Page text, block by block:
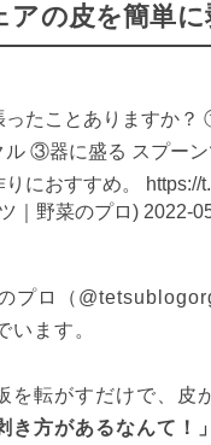
の皮を簡単に
ったことありますか
③器に盛る スプー
におすすめ。 https://
｜野菜のプロ) 2022-
プロ（
います。
を転がすだけで、
方があるなんて！